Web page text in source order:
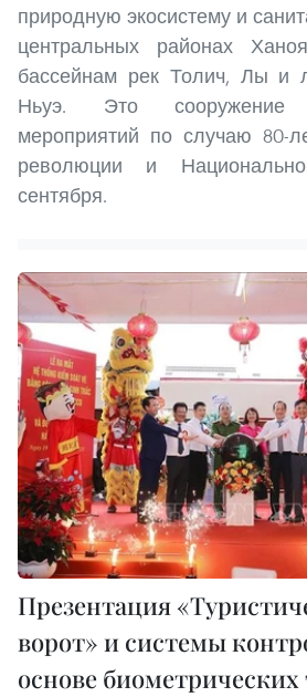
природную экосистему и
центральных районах
бассейнам рек Толич, Лы и
Ньуэ. Это сооружение
мероприятий по случаю 80-
революции и
сентября.
Презентация
ворот» и системы
основе биометрических